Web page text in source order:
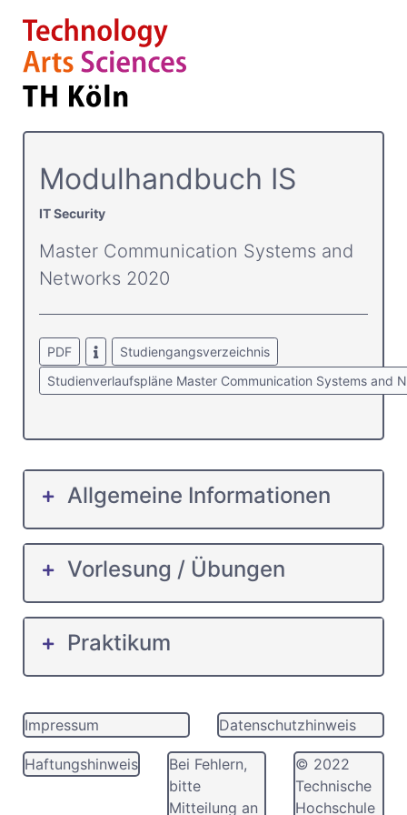
Modulhandbuch IS
IT Security
Master Communication Systems and
Networks 2020
PDF
Studiengangsverzeichnis
Studienverlaufspläne Master Communication Systems and
Allgemeine Informationen
Vorlesung / Übungen
Praktikum
Impressum Datenschutzhinweis
Haftungshinweis
Bei Fehlern,
bitte
Mitteilung an
© 2022
Technische
Hochschule